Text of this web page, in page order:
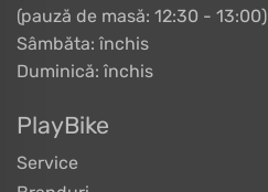
(pauză de masă: 12:30 - 13:00)
Sâmbăta: închis
Duminică: închis
PlayBike
Service